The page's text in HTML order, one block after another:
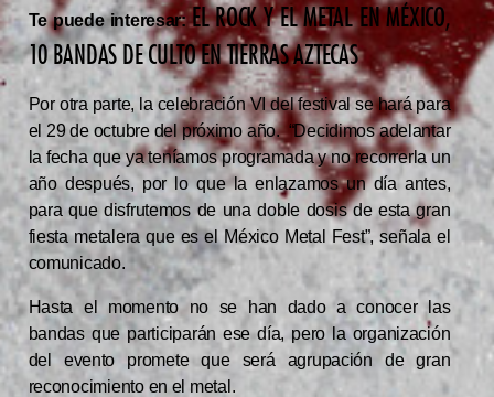
Te puede interesar: EL ROCK Y EL METAL EN MÉXICO,
10 BANDAS DE CULTO EN TIERRAS AZTECAS
Por otra parte, la celebración VI del festival se hará para
el 29 de octubre del próximo año. “Decidimos adelantar
la fecha que ya teníamos programada y no recorrerla un
año después, por lo que la enlazamos un día antes,
para que disfrutemos de una doble dosis de esta gran
fiesta metalera que es el México Metal Fest”, señala el
comunicado.
Hasta el momento no se han dado a conocer las
bandas que participarán ese día, pero la organización
del evento promete que será agrupación de gran
reconocimiento en el metal.